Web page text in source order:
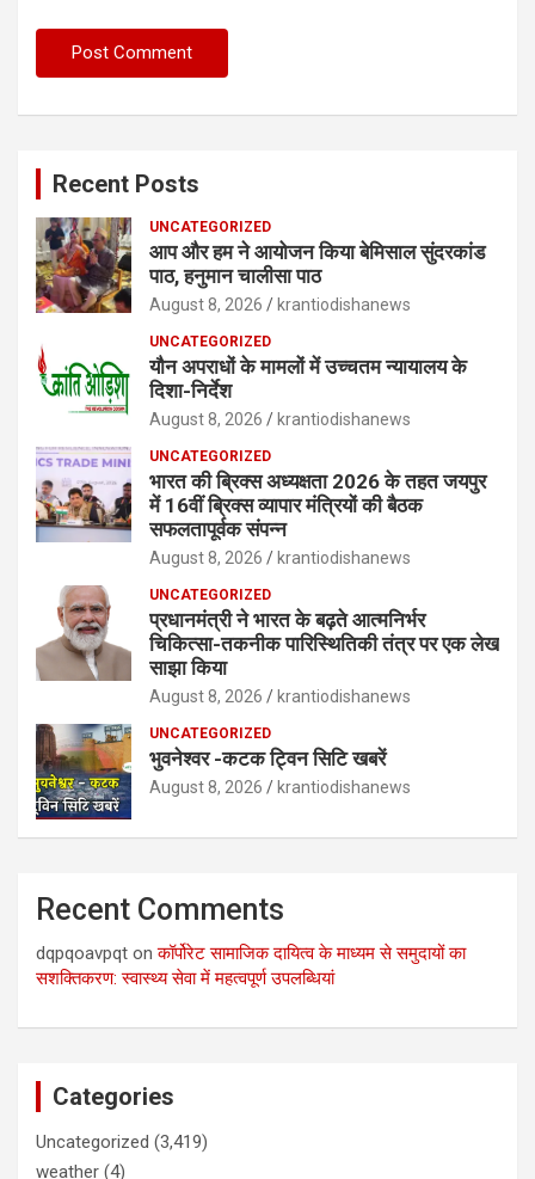
Recent Posts
UNCATEGORIZED
आप और हम ने आयोजन किया बेमिसाल सुंदरकांड
पाठ, हनुमान चालीसा पाठ
August 8, 2026 krantiodishanews
UNCATEGORIZED
यौन अपराधों के मामलों में उच्चतम न्यायालय के
दिशा-निर्देश
August 8, 2026 krantiodishanews
UNCATEGORIZED
भारत की ब्रिक्‍स अध्यक्षता 2026 के तहत जयपुर
में 16वीं ब्रिक्‍स व्यापार मंत्रियों की बैठक
सफलतापूर्वक संपन्न
August 8, 2026 krantiodishanews
UNCATEGORIZED
प्रधानमंत्री ने भारत के बढ़ते आत्मनिर्भर
चिकित्सा-तकनीक पारिस्थितिकी तंत्र पर एक लेख
साझा किया
August 8, 2026 krantiodishanews
UNCATEGORIZED
भुवनेश्वर -कटक ट्विन सिटि खबरें
August 8, 2026 krantiodishanews
Recent Comments
dqpqoavpqt onकॉर्पोरेट सामाजिक दायित्व के माध्यम से समुदायों का
सशक्तिकरण: स्वास्थ्य सेवा में महत्वपूर्ण उपलब्धियां
Categories
Uncategorized (3,419)
weather (4)